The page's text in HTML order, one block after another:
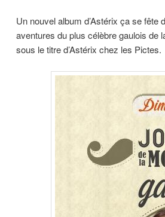
Un nouvel album d’Astérix ça se fête
aventures du plus célèbre gaulois de
sous le titre d’Astérix chez les Pictes.